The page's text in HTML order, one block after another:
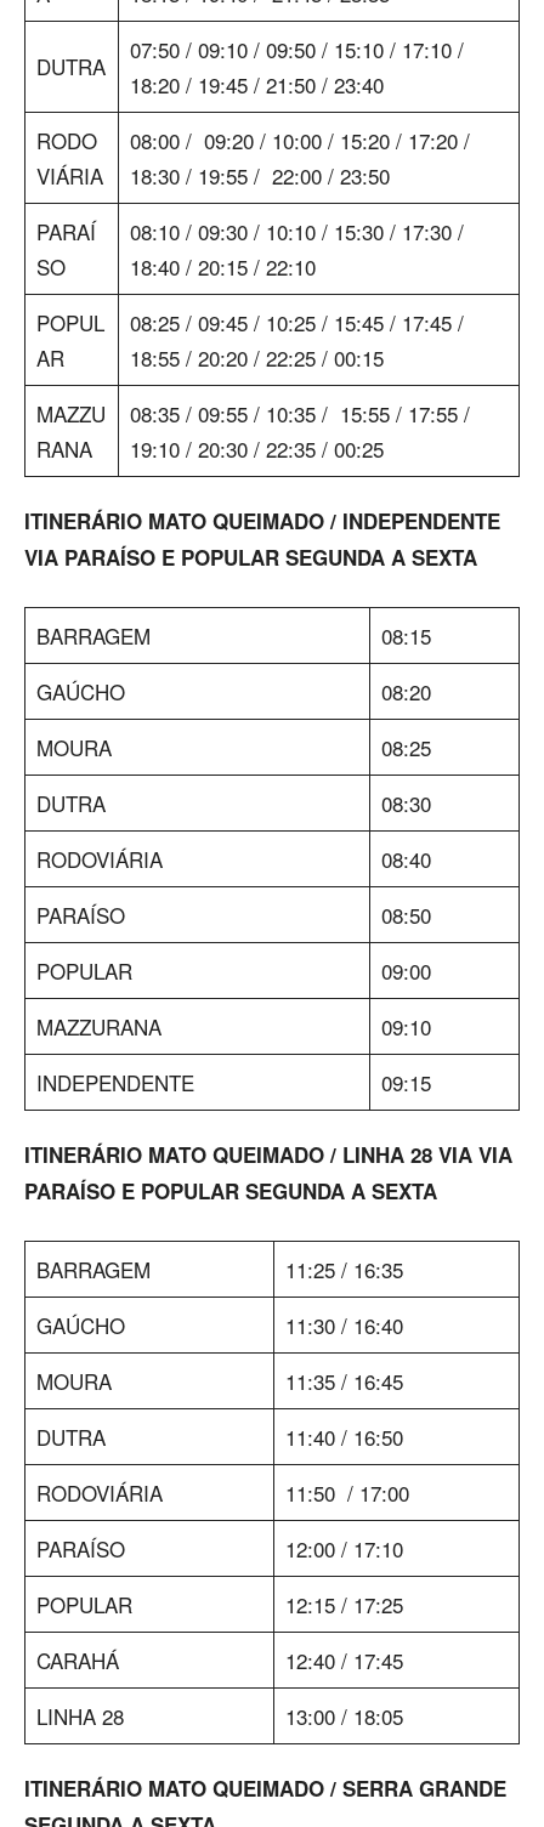
DUTRA
07:50 / 09:10 / 09:50 / 15:10 / 17:10 /
18:20 / 19:45 / 21:50 / 23:40
RODO
VIÁRIA
08:00 / 09:20 / 10:00 / 15:20 / 17:20 /
18:30 / 19:55 / 22:00 / 23:50
PARAÍ
SO
08:10 / 09:30 / 10:10 / 15:30 / 17:30 /
18:40 / 20:15 / 22:10
POPUL
AR
08:25 / 09:45 / 10:25 / 15:45 / 17:45 /
18:55 / 20:20 / 22:25 / 00:15
MAZZU
RANA
08:35 / 09:55 / 10:35 / 15:55 / 17:55 /
19:10 / 20:30 / 22:35 / 00:25
ITINERÁRIO MATO QUEIMADO / INDEPENDENTE
VIA PARAÍSO E POPULAR SEGUNDA A SEXTA
BARRAGEM
08:15
GAÚCHO
08:20
MOURA
08:25
DUTRA
08:30
RODOVIÁRIA
08:40
PARAÍSO
08:50
POPULAR
09:00
MAZZURANA
09:10
INDEPENDENTE
09:15
ITINERÁRIO MATO QUEIMADO / LINHA 28 VIA VIA
PARAÍSO E POPULAR SEGUNDA A SEXTA
BARRAGEM
11:25 / 16:35
GAÚCHO
11:30 / 16:40
MOURA
11:35 / 16:45
DUTRA
11:40 / 16:50
RODOVIÁRIA
11:50 / 17:00
PARAÍSO
12:00 / 17:10
POPULAR
12:15 / 17:25
CARAHÁ
12:40 / 17:45
LINHA 28
13:00 / 18:05
ITINERÁRIO MATO QUEIMADO / SERRA GRANDE